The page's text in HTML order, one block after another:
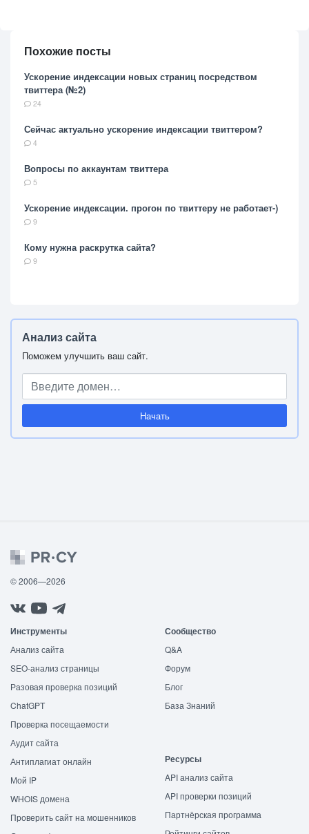
Похожие посты
Ускорение индексации новых страниц посредством
твиттера (№2)
24
Сейчас актуально ускорение индексации твиттером?
4
Вопросы по аккаунтам твиттера
5
Ускорение индексации. прогон по твиттеру не работает-)
9
Кому нужна раскрутка сайта?
9
Анализ сайта
Поможем улучшить ваш сайт.
Начать
© 2006—2026
Инструменты
Анализ сайта
SEO-анализ страницы
Разовая проверка позиций
ChatGPT
Проверка посещаемости
Аудит сайта
Антиплагиат онлайн
Мой IP
WHOIS домена
Проверить сайт на мошенников
Сообщество
Q&A
Форум
Блог
База Знаний
Ресурсы
API анализ сайта
API проверки позиций
Партнёрская программа